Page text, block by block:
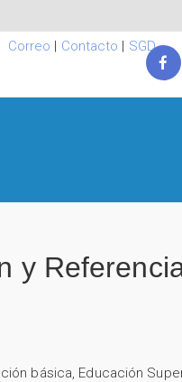
Correo | Contacto | SGD
y
básica, Educación